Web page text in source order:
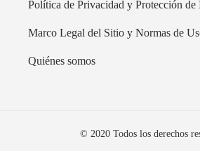
Política de Privacidad y Protección de
Marco Legal del Sitio y Normas de
Quiénes somos
© 2020 Todos los derechos